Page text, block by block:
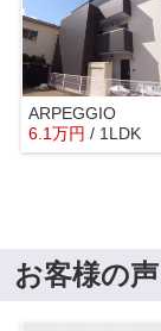
ARPEGGIO
6.1万円 / 1LDK
お客様の声